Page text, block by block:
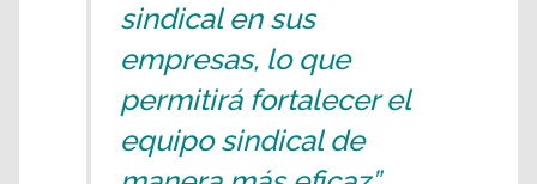
sindical en sus
empresas, lo que
permitirá fortalecer el
equipo sindical de